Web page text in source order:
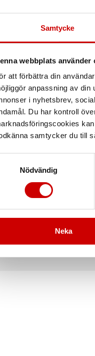
Samtycke
webbplats använder
att förbättra din
anpassning av din
i nyhetsbrev,
Du har kontroll
samtycker du till
Nödvändig
Neka
på vald produkt
röd